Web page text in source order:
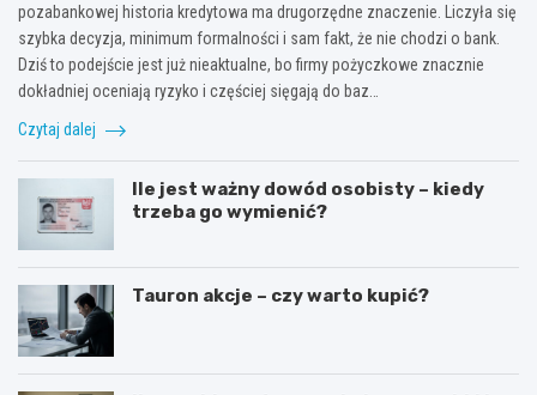
pozabankowej historia kredytowa ma drugorzędne znaczenie. Liczyła się
szybka decyzja, minimum formalności i sam fakt, że nie chodzi o bank.
Dziś to podejście jest już nieaktualne, bo firmy pożyczkowe znacznie
dokładniej oceniają ryzyko i częściej sięgają do baz…
Czytaj dalej
Ile jest ważny dowód osobisty – kiedy
trzeba go wymienić?
Tauron akcje – czy warto kupić?